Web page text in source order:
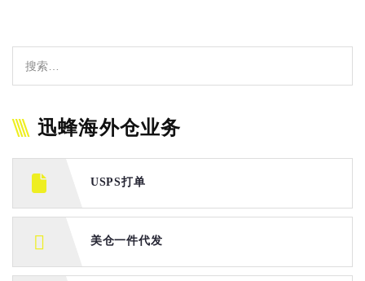
迅蜂海外仓业务
USPS打单
美仓一件代发